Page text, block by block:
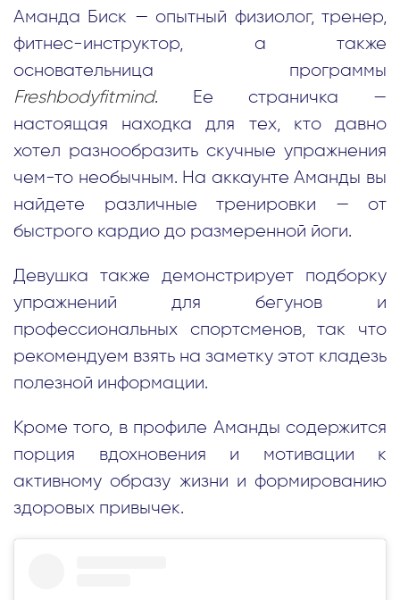
Аманда Биск — опытный физиолог, тренер,
фитнес-инструктор, а также
основательница программы
Freshbodyfitmind. Ее страничка —
настоящая находка для тех, кто давно
хотел разнообразить скучные упражнения
чем-то необычным. На аккаунте Аманды вы
найдете различные тренировки — от
быстрого кардио до размеренной йоги.
Девушка также демонстрирует подборку
упражнений для бегунов и
профессиональных спортсменов, так что
рекомендуем взять на заметку этот кладезь
полезной информации.
Кроме того, в профиле Аманды содержится
порция вдохновения и мотивации к
активному образу жизни и формированию
здоровых привычек.